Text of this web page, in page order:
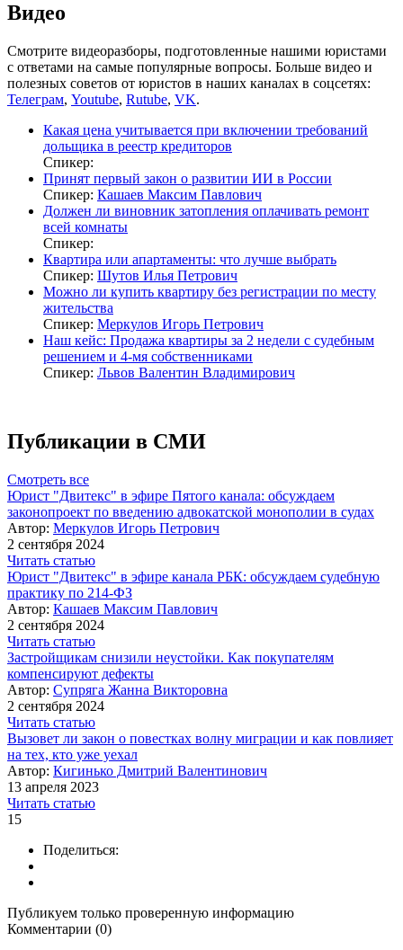
Видео
Смотрите видеоразборы, подготовленные нашими юристами
с ответами на самые популярные вопросы. Больше видео и
полезных советов от юристов в наших каналах в соцсетях:
Телеграм, Youtube, Rutube, VK.
Какая цена учитывается при включении требований
дольщика в реестр кредиторов
Спикер:
Принят первый закон о развитии ИИ в России
Спикер: Кашаев Максим Павлович
Должен ли виновник затопления оплачивать ремонт
всей комнаты
Спикер:
Квартира или апартаменты: что лучше выбрать
Спикер: Шутов Илья Петрович
Можно ли купить квартиру без регистрации по месту
жительства
Спикер: Меркулов Игорь Петрович
Наш кейс: Продажа квартиры за 2 недели с судебным
решением и 4-мя собственниками
Спикер: Львов Валентин Владимирович
Публикации в СМИ
Смотреть все
Юрист "Двитекс" в эфире Пятого канала: обсуждаем
законопроект по введению адвокатской монополии в судах
Автор: Меркулов Игорь Петрович
2 сентября 2024
Читать статью
Юрист "Двитекс" в эфире канала РБК: обсуждаем судебную
практику по 214-ФЗ
Автор: Кашаев Максим Павлович
2 сентября 2024
Читать статью
Застройщикам снизили неустойки. Как покупателям
компенсируют дефекты
Автор: Супряга Жанна Викторовна
2 сентября 2024
Читать статью
Вызовет ли закон о повестках волну миграции и как повлияет
на тех, кто уже уехал
Автор: Кигинько Дмитрий Валентинович
13 апреля 2023
Читать статью
15
Поделиться:
Публикуем только проверенную информацию
Комментарии (0)